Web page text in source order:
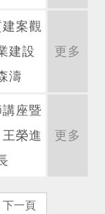
案觀
建設
濤
更多
座暨
榮進
更多
下一頁